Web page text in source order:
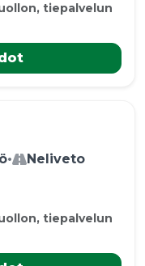
tiepalvelun
• Neliveto
tiepalvelun